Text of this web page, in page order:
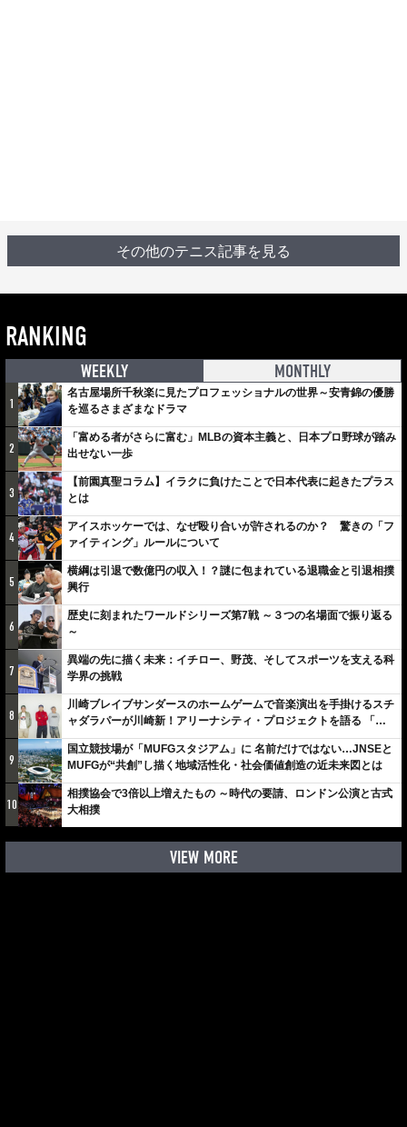
その他のテニス記事を見る
RANKING
WEEKLY MONTHLY
1
名古屋場所千秋楽に見たプロフェッショナルの世界～安青錦の優勝
を巡るさまざまなドラマ
2
「富める者がさらに富む」MLBの資本主義と、日本プロ野球が踏み
出せない一歩
3
【前園真聖コラム】イラクに負けたことで日本代表に起きたプラス
とは
4
アイスホッケーでは、なぜ殴り合いが許されるのか？ 驚きの「フ
ァイティング」ルールについて
5
横綱は引退で数億円の収入！？謎に包まれている退職金と引退相撲
興行
6
歴史に刻まれたワールドシリーズ第7戦 ～３つの名場面で振り返る
～
7
異端の先に描く未来：イチロー、野茂、そしてスポーツを支える科
学界の挑戦
8
川崎ブレイブサンダースのホームゲームで音楽演出を手掛けるスチ
ャダラパーが川崎新！アリーナシティ・プロジェクトを語る 「楽
しみでしかないでしょ。川崎は、ずっと成長曲線だから」
9
国立競技場が「MUFGスタジアム」に 名前だけではない…JNSEと
MUFGが“共創”し描く地域活性化・社会価値創造の近未来図とは
10
相撲協会で3倍以上増えたもの ～時代の要請、ロンドン公演と古式
大相撲
VIEW MORE